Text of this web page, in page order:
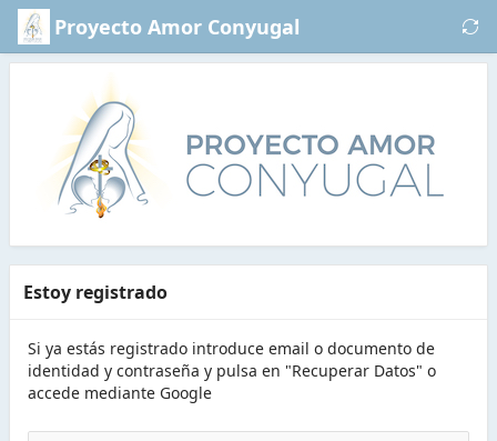
Saltar al contenido principal
Proyecto Amor Conyugal
Estoy registrado
Si ya estás registrado introduce email o documento de
identidad y contraseña y pulsa en "Recuperar Datos" o
accede mediante Google